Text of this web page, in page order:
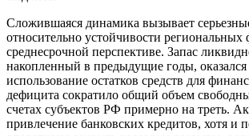
Сложившаяся динамика вызывает
относительно устойчивости региональных
среднесрочной перспективе. Запас
накопленный в предыдущие годы, оказался
использование остатков средств для
дефицита сократило общий объем
счетах субъектов РФ примерно на треть.
привлечение банковских кредитов, хотя и